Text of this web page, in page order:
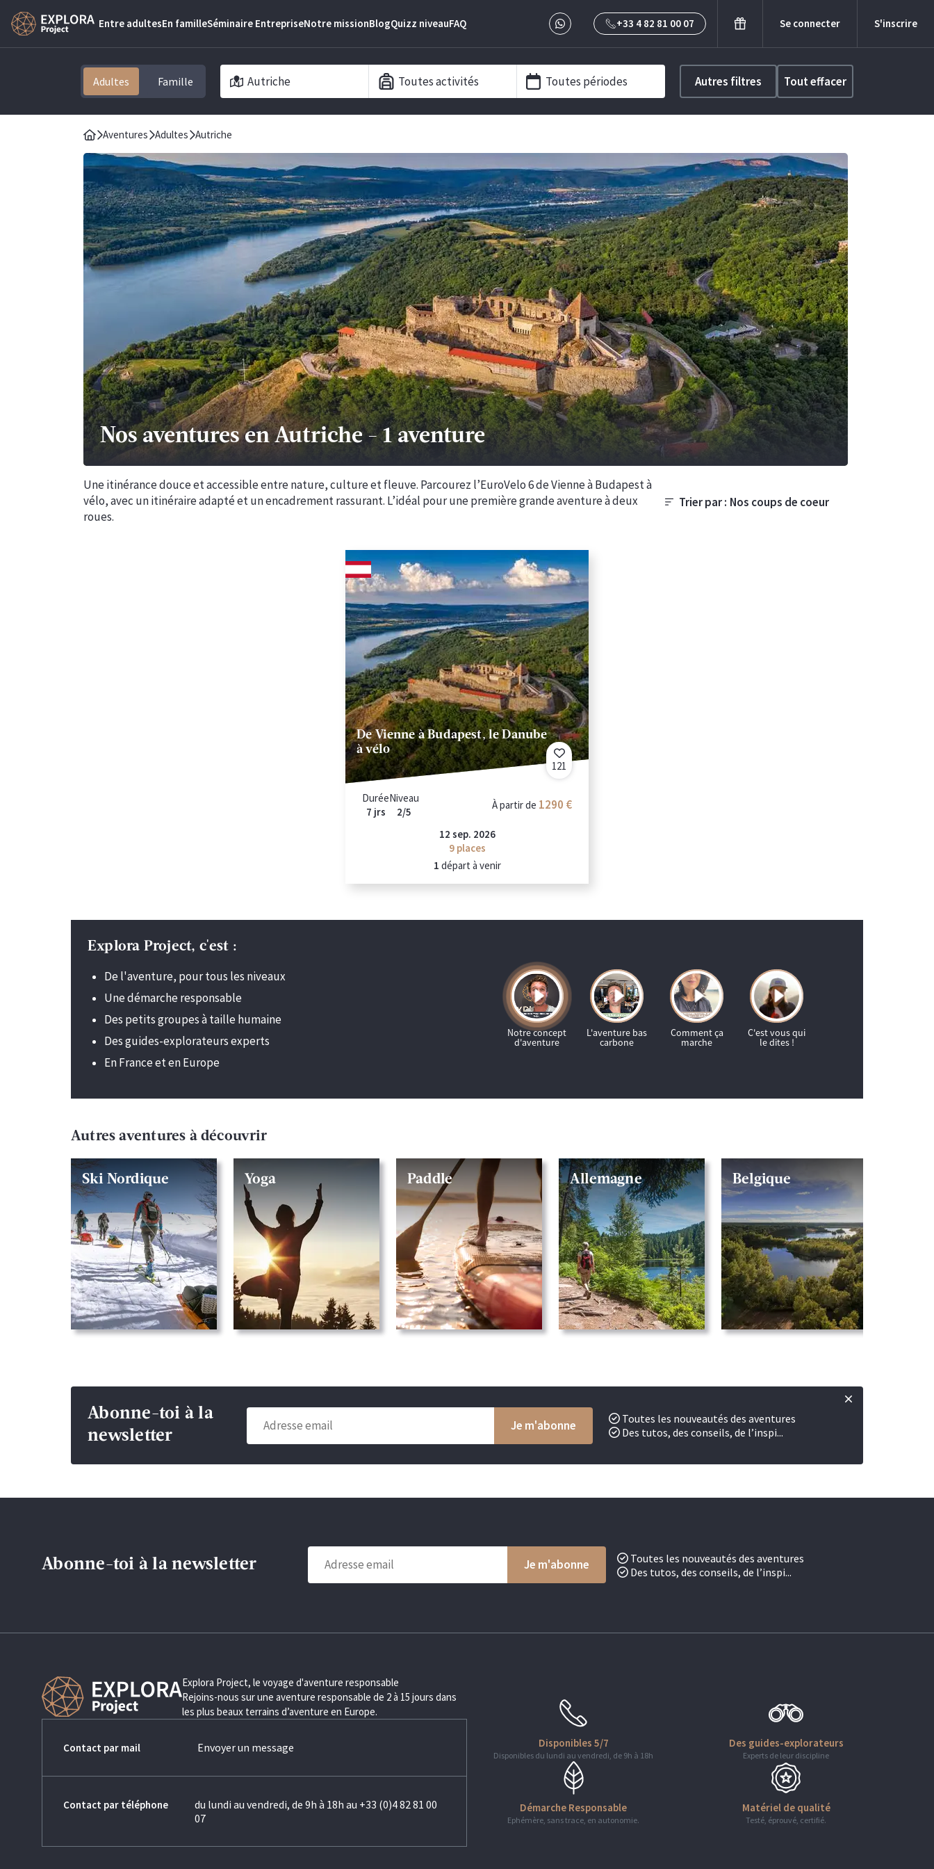
Entre adultesEn familleSéminaire EntrepriseNotre missionBlogQuizz niveauFAQ +33 4 82 81 00 07 Se connecter S'inscrire
Adultes Autriche Toutes activités Toutes périodes Autres filtres Tout effacer
Aventures Adultes Autriche
Nos aventures en Autriche-1 aventure
Une itinérance douce et accessible entre nature, culture et fleuve. Parcourez l’EuroVelo 6 de Vienne à Budapest à
vélo, avec un itinéraire adapté et un encadrement rassurant. L’idéal pour une première grande aventure à deux
roues.
Trier par :
De Vienne à Budapest, le Danube
à vélo
121
Durée
7 jrs
Niveau
2/5
À partir de 1290 €
12 sep. 2026
9places
1 départ à venir
Explora Project, c'est :
De l'aventure, pour tous les niveaux
Une démarche responsable
Des petits groupes à taille humaine
Des guides-explorateurs experts
En France et en Europe
Autres aventures à découvrir
Ski Nordique Yoga Paddle Allemagne Belgique
Abonne-toi à la
newsletter
Toutes les nouveautés des aventures
Des tutos, des conseils, de l’inspi...
Abonne-toi à la newsletter
Toutes les nouveautés des aventures
Des tutos, des conseils, de l’inspi...
Explora Project, le voyage d'aventure responsable
Rejoins-nous sur une aventure responsable de 2 à 15 jours dans
les plus beaux terrains d’aventure en Europe.
Contact par mail Envoyer un message
Contact par téléphone
du lundi au vendredi, de 9h à 18h au +33 (0)4 82 81 00
07
Disponibles 5/7
Disponibles du lundi au vendredi, de 9h à 18h
Des guides-explorateurs
Experts de leur discipline
Démarche Responsable
Ephémère, sans trace, en autonomie.
Matériel de qualité
Testé, éprouvé, certifié.